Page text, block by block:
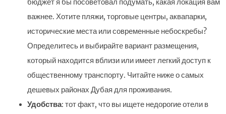
бюджет я бы посоветовал подумать, какая локация вам
важнее. Хотите пляжи, торговые центры, аквапарки,
исторические места или современные небоскребы?
Определитесь и выбирайте вариант размещения,
который находится вблизи или имеет легкий доступ к
общественному транспорту. Читайте ниже о самых
дешевых районах Дубая для проживания.
Удобства: тот факт, что вы ищете недорогие отели в